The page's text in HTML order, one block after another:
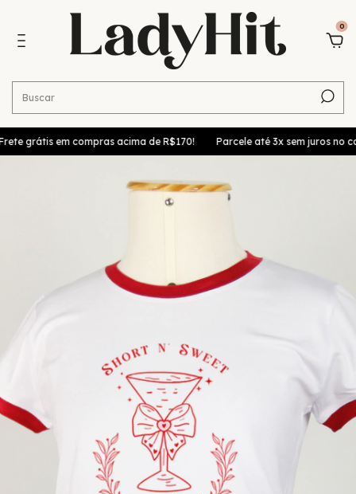
0
grátis em compras acima de R$170! Parcele até 3x sem juros no